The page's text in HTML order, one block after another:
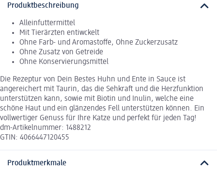
Produktbeschreibung
Alleinfuttermittel
Mit Tierärzten entiwckelt
Ohne Farb- und Aromastoffe, Ohne Zuckerzusatz
Ohne Zusatz von Getreide
Ohne Konservierungsmittel
Die Rezeptur von Dein Bestes Huhn und Ente in Sauce ist
angereichert mit Taurin, das die Sehkraft und die Herzfunktion
unterstützen kann, sowie mit Biotin und Inulin, welche eine
schöne Haut und ein glänzendes Fell unterstützen können. Ein
vollwertiger Genuss für Ihre Katze und perfekt für jeden Tag!
dm-Artikelnummer: 1488212
GTIN: 4066447120455
Produktmerkmale